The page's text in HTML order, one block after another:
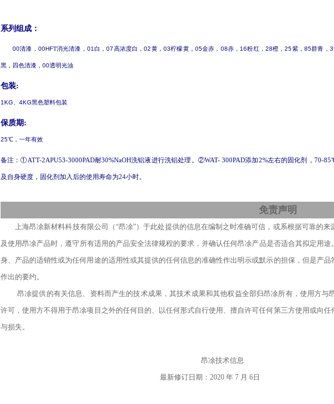
系列组成：
00清漆， 00HFT消光清漆， 01白，07高浓度白，02黄，03柠檬黄， 05金赤， 08赤， 16粉红， 28橙，25紫，85群青，
黑，四色清漆， 00透明光油
包装:
1KG 4KG黑色塑料包装
保质期:
25℃，一年有效
备注：①ATT-2APU53-3000PAD耐30%NaOH洗铝液进行洗铝处理。 ②WAT- 300PAD添加2%左右的固化剂， 70-
及自身硬度，固化剂加入后的使用寿命为24小时。
免责声明
上海昂凃新材料科技有限公司 （“昂凃”）于此处提供的信息在编制之时准确可信， 或系根据可靠的来
及使用昂凃产品时，遵守所有适用的产品安全法律规程的要求，并确认任何昂凃产品是否适合其拟定用途。
身、 产品的适销性或为任何用途的适用性或其提供的任何信息的准确性作出明示或默示的担保，但是产品
作出的要约。
昂凃提供的有关信息、 资料而产生的技术成果，其技术成果和其他权益全部归昂凃所有，使用方与
许可，使用方不得用于昂凃项目 之外的任何目的、以任何形式自行使用、擅自许可任何第三方使用或向任
与损失。
昂凃技术信息
最新修订日期： 2020 年 7 月 6日